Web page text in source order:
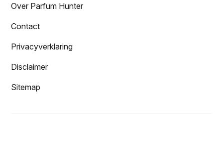
Over Parfum Hunter
Contact
Privacyverklaring
Disclaimer
Sitemap